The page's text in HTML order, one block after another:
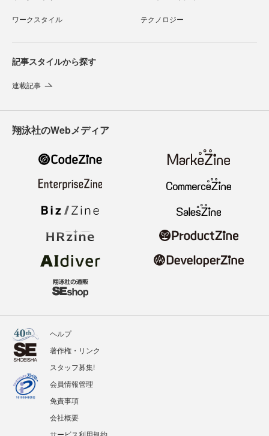
ワークスタイル テクノロジー
記事スタイルから探す
連載記事
翔泳社のWebメディア
ヘルプ
著作権・リンク
スタッフ募集!
会員情報管理
免責事項
会社概要
サービス利用規約